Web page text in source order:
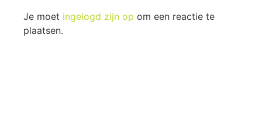
Je moet ingelogd zijn op om een reactie te
plaatsen.